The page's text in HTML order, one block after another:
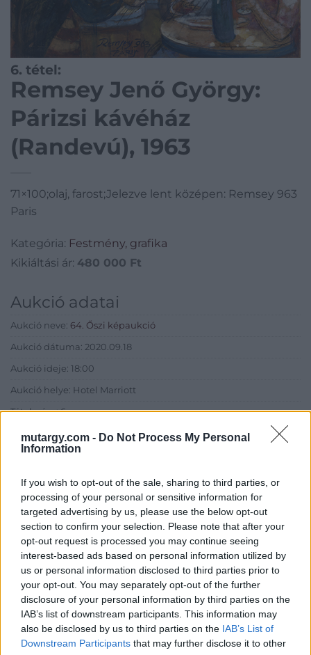
mutargy.com - Do Not Process My Personal
Information
If you wish to opt-out of the sale, sharing to third parties, or
processing of your personal or sensitive information for
targeted advertising by us, please use the below opt-out
section to confirm your selection. Please note that after your
opt-out request is processed you may continue seeing
interest-based ads based on personal information utilized by
us or personal information disclosed to third parties prior to
your opt-out. You may separately opt-out of the further
disclosure of your personal information by third parties on the
IAB’s list of downstream participants. This information may
also be disclosed by us to third parties on the IAB’s List of
Downstream Participants that may further disclose it to other
6. tétel:
Remsey Jenő György:
Párizsi kávéház
(Randevú), 1963
71×100;olaj, farost;Jelezve lent középen: Remsey 963
Paris
Kategória: Festmény, grafika
Kikiáltási ár: 480 000 Ft
Aukció adatai
Aukció neve: 64. Őszi képaukció
Aukció dátuma: 2020.09.18
Aukció ideje: 18:00
Aukció helye: Hotel Marriott
Tételszám: 6
Eladó adatai
Eladó:Kieselbach Galéria
Cím: Kolozsváry Gyöngyvér
Kieselbach Galéria Ker. Kft
1055 Budapest, Szent István krt.
5.
Telefon: +36 1 269 3148 +36 1 269
Weboldal:
http://www.kieselbach.hu
Bemutatkozás: A Galéria profilja a 19. és 20. századi modern
magyar festészet és az ezt megelőző korok régi mesterei, de